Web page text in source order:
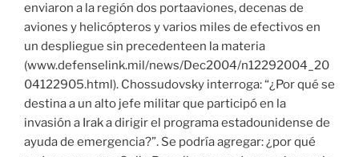
enviaron a la región dos portaaviones, decenas de
aviones y helicópteros y varios miles de efectivos en
un despliegue sin precedenteen la materia
(www.defenselink.mil/news/Dec2004/n12292004_20
04122905.html). Chossudovsky interroga: “¿Por qué se
destina a un alto jefe militar que participó en la
invasión a Irak a dirigir el programa estadounidense de
ayuda de emergencia?”. Se podría agregar: ¿por qué